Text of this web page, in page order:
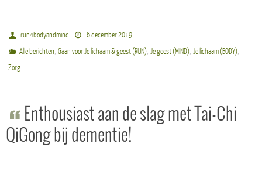
run4bodyandmind
6 december 2019
Alle berichten,Gaan voor Je lichaam & geest (RUN),Je geest (MIND),Je lichaam (BODY),
Zorg
Enthousiast aan de slag met Tai-Chi
QiGong bij dementie!